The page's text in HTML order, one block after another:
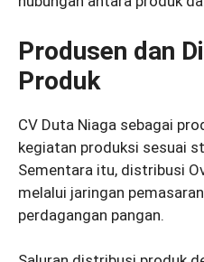
Produsen dan
Produk
CV Duta Niaga sebagai
kegiatan produksi sesuai
Sementara itu, distribusi
melalui jaringan
perdagangan pangan.